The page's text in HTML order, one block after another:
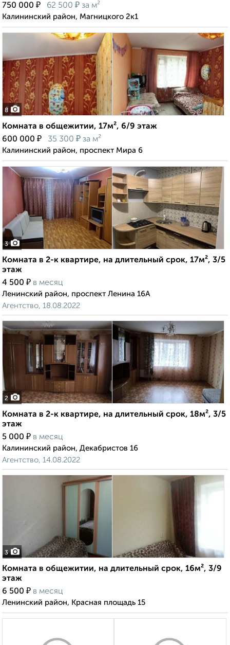
750 000 ₽ 62 500 ₽ за м²
Калининский район, Магницкого 2к1
8
Комната в общежитии, 17м², 6/9 этаж
600 000 ₽ 35 300 ₽ за м²
Калининский район, проспект Мира 6
3
Комната в 2-к квартире, на длительный срок, 17м², 3/5
этаж
4 500 ₽ в месяц
Ленинский район, проспект Ленина 16А
Агентство, 18.08.2022
2
Комната в 2-к квартире, на длительный срок, 18м², 3/5
этаж
5 000 ₽ в месяц
Калининский район, Декабристов 16
Агентство, 14.08.2022
3
Комната в общежитии, на длительный срок, 16м², 3/9
этаж
6 500 ₽ в месяц
Ленинский район, Красная площадь 15